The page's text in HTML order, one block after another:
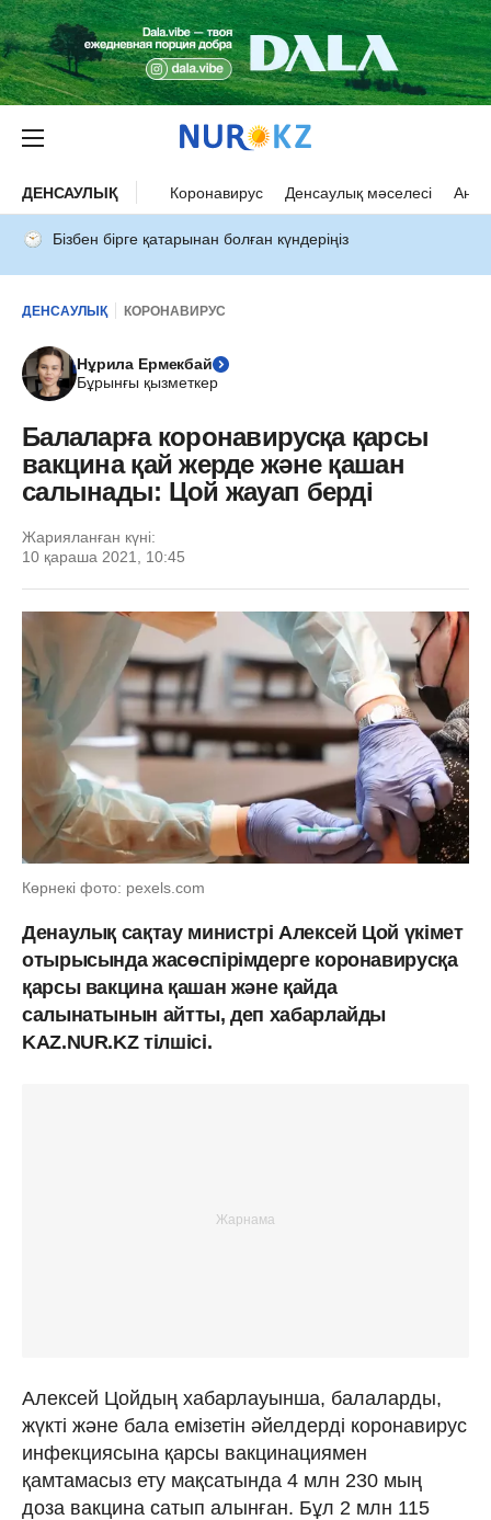
ДЕНСАУЛЫҚ Коронавирус Денсаулық мәселесі Ана
Бізбен бірге қатарынан болған күндеріңіз
ДЕНСАУЛЫҚ КОРОНАВИРУС
Нұрила Ермекбай
Бұрынғы қызметкер
Балаларға коронавирусқа қарсы
вакцина қай жерде және қашан
салынады: Цой жауап берді
Жарияланған күні:
10 қараша 2021, 10:45
Көрнекі фото: pexels.com
Денаулық сақтау министрі Алексей Цой үкімет
отырысында жасөспірімдерге коронавирусқа
қарсы вакцина қашан және қайда
салынатынын айтты, деп хабарлайды
KAZ.NUR.KZ тілшісі.
Алексей Цойдың хабарлауынша, балаларды,
жүкті және бала емізетін әйелдерді коронавирус
инфекциясына қарсы вакцинациямен
қамтамасыз ету мақсатында 4 млн 230 мың
доза вакцина сатып алынған. Бұл 2 млн 115